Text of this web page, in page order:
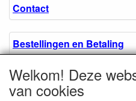
Contact
Bestellingen en Betaling
Algemene voorwaarden
Welkom! Deze
van cookies